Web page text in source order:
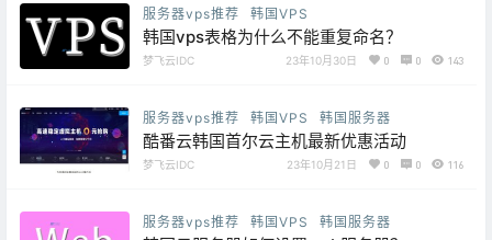
服务器vps推荐 韩国VPS
韩国vps表格为什么不能重复命名？
梦飞云IDC 23年10月30日 0 0 143
服务器vps推荐 韩国VPS 韩国服务器
酷番云韩国首尔云主机最新优惠活动
梦飞云IDC 23年10月21日 0 0 116
服务器vps推荐 韩国VPS 韩国服务器